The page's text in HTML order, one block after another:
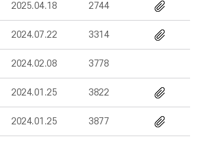
2025.04.18 2744
2024.07.22 3314
2024.02.08 3778
2024.01.25 3822
2024.01.25 3877